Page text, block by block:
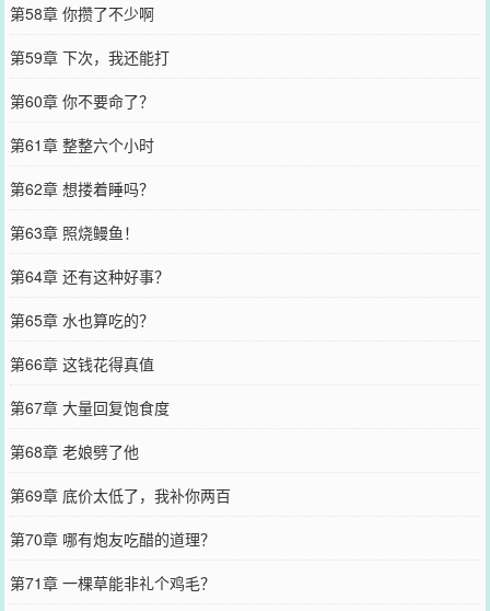
第58章 你攒了不少啊
第59章 下次，我还能打
第60章 你不要命了？
第61章 整整六个小时
第62章 想搂着睡吗？
第63章 照烧鳗鱼！
第64章 还有这种好事？
第65章 水也算吃的？
第66章 这钱花得真值
第67章 大量回复饱食度
第68章 老娘劈了他
第69章 底价太低了，我补你两百
第70章 哪有炮友吃醋的道理？
第71章 一棵草能非礼个鸡毛？